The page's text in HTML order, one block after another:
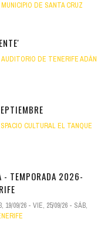
MUNICIPIO DE SANTA CRUZ
AUDITORIO DE TENERIFE ADÁN
CULTURAL EL TANQUE
- TEMPORADA 2026-
19/09/26 - VIE, 25/09/26 - SÁB,